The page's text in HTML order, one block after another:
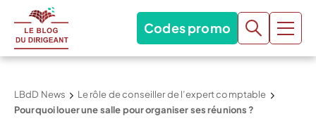
Codes promo
LBdD News
Le rôle de conseiller de l’expert comptable
Pourquoi louer une salle pour organiser ses réunions ?